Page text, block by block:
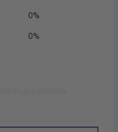
0%
0%